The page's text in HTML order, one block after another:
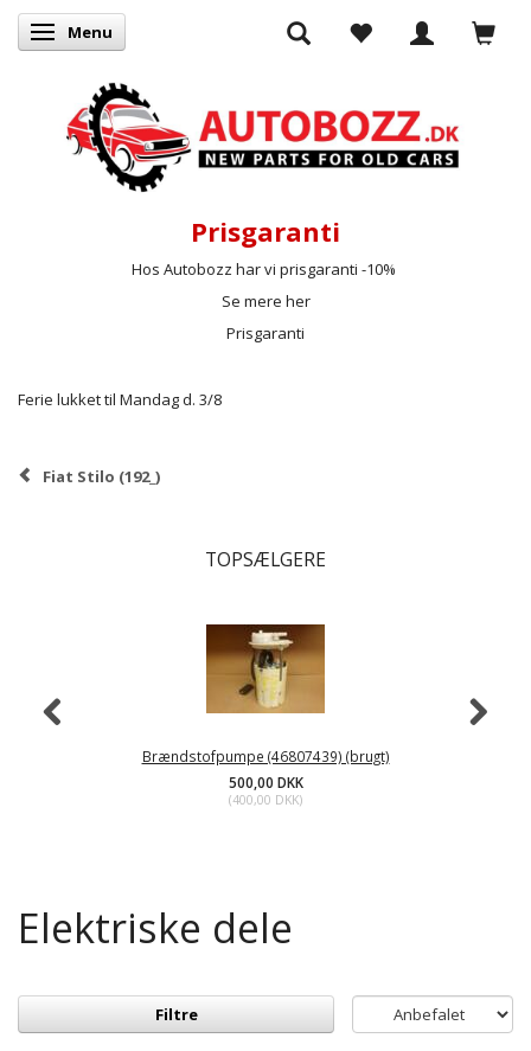
Skifte navigation
Menu
Prisgaranti
Hos Autobozz har vi prisgaranti -10%
Se mere her
Prisgaranti
Ferie lukket til Mandag d. 3/8
Fiat Stilo (192_)
TOPSÆLGERE
Brændstofpumpe (46807439) (brugt)
500,00 DKK
(400,00 DKK)
Elektriske dele
Filtre